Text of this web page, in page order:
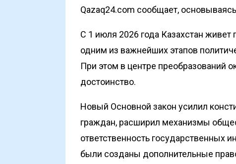
Qazaq24.com сообщает,
С 1 июля 2026 года Казахстан живет
одним из важнейших этапов
При этом в центре преобразований
достоинство.
Новый Основной закон усилил
граждан, расширил механизмы
ответственность государственных
были созданы дополнительные